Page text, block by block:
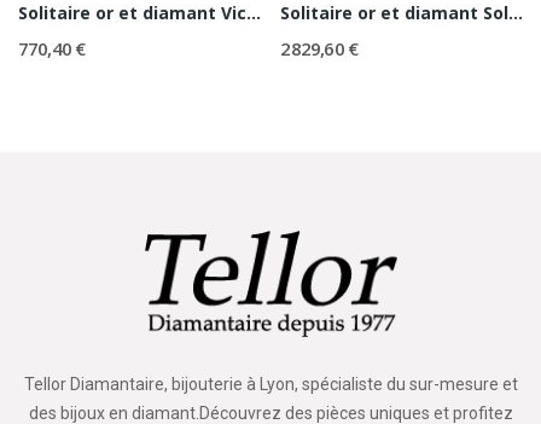
Solitaire or et diamant Victoria 0,10ct
770,40 €
Solitaire or et diamant Solène
2 829,60 €
Tellor Diamantaire, bijouterie à Lyon, spécialiste du sur-mesure et
des bijoux en diamant.Découvrez des pièces uniques et profitez